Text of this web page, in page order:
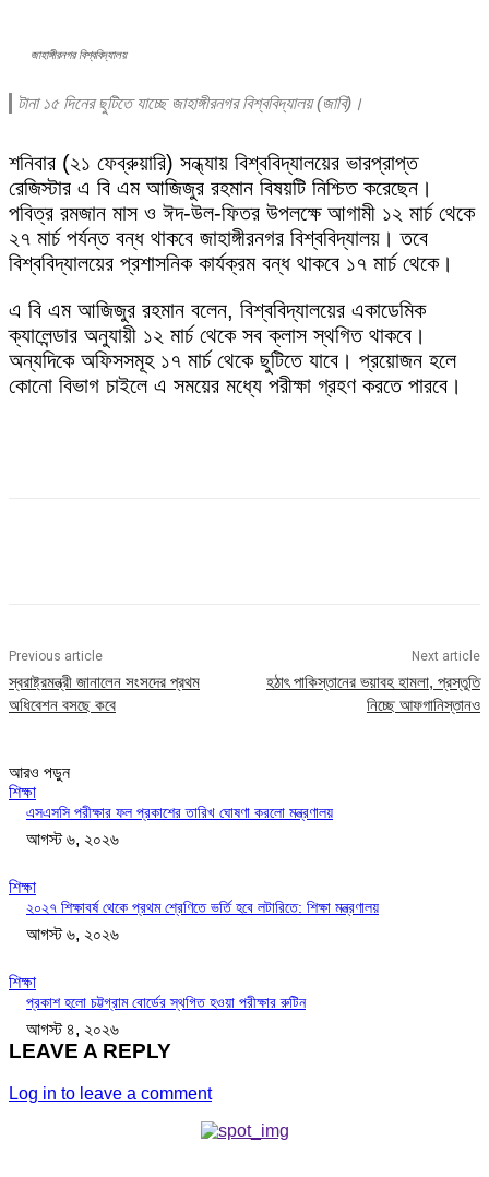
জাহাঙ্গীরনগর বিশ্ববিদ্যালয়
টানা ১৫ দিনের ছুটিতে যাচ্ছে জাহাঙ্গীরনগর বিশ্ববিদ্যালয় (জাবি)।
শনিবার (২১ ফেব্রুয়ারি) সন্ধ্যায় বিশ্ববিদ্যালয়ের ভারপ্রাপ্ত
রেজিস্টার এ বি এম আজিজুর রহমান বিষয়টি নিশ্চিত করেছেন।
পবিত্র রমজান মাস ও ঈদ-উল-ফিতর উপলক্ষে আগামী ১২ মার্চ থেকে
২৭ মার্চ পর্যন্ত বন্ধ থাকবে জাহাঙ্গীরনগর বিশ্ববিদ্যালয়। তবে
বিশ্ববিদ্যালয়ের প্রশাসনিক কার্যক্রম বন্ধ থাকবে ১৭ মার্চ থেকে।
এ বি এম আজিজুর রহমান বলেন, বিশ্ববিদ্যালয়ের একাডেমিক
ক্যালেন্ডার অনুযায়ী ১২ মার্চ থেকে সব ক্লাস স্থগিত থাকবে।
অন্যদিকে অফিসসমূহ ১৭ মার্চ থেকে ছুটিতে যাবে। প্রয়োজন হলে
কোনো বিভাগ চাইলে এ সময়ের মধ্যে পরীক্ষা গ্রহণ করতে পারবে।
Previous article
স্বরাষ্ট্রমন্ত্রী জানালেন সংসদের প্রথম
অধিবেশন বসছে কবে
Next article
হঠাৎ পাকিস্তানের ভয়াবহ হামলা, প্রস্তুতি
নিচ্ছে আফগানিস্তানও
আরও পড়ুন
শিক্ষা
এসএসসি পরীক্ষার ফল প্রকাশের তারিখ ঘোষণা করলো মন্ত্রণালয়
আগস্ট ৬, ২০২৬
শিক্ষা
২০২৭ শিক্ষাবর্ষ থেকে প্রথম শ্রেণিতে ভর্তি হবে লটারিতে: শিক্ষা মন্ত্রণালয়
আগস্ট ৬, ২০২৬
শিক্ষা
প্রকাশ হলো চট্টগ্রাম বোর্ডের স্থগিত হওয়া পরীক্ষার রুটিন
আগস্ট ৪, ২০২৬
LEAVE A REPLY
Log in to leave a comment